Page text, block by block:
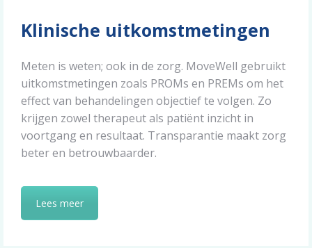
Klinische uitkomstmetingen
Meten is weten; ook in de zorg. MoveWell gebruikt
uitkomstmetingen zoals PROMs en PREMs om het
effect van behandelingen objectief te volgen. Zo
krijgen zowel therapeut als patiënt inzicht in
voortgang en resultaat. Transparantie maakt zorg
beter en betrouwbaarder.
Lees meer